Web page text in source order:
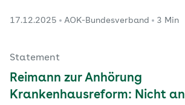
17.12.2025 AOK-Bundesverband 3 Min
Statement
Reimann zur Anhörung
Krankenhausreform: Nicht an